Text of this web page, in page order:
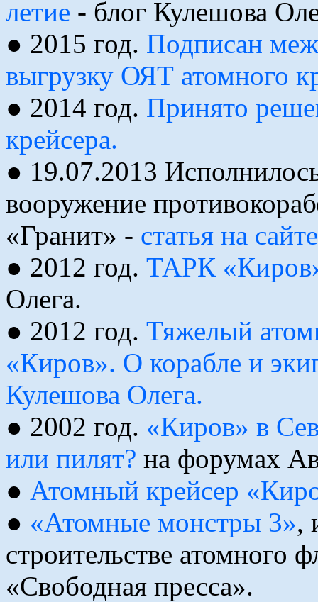
летие - блог Кулешова
● 2015 год. Подписан
выгрузку ОЯТ атомного
● 2014 год. Принято
крейсера.
● 19.07.2013
вооружение
«Гранит» - статья на
● 2012 год. ТАРК
Олега.
● 2012 год. Тяжелый
«Киров». О корабле и
Кулешова Олега.
● 2002 год. «Киров» в
или пилят? на форумах
● Атомный крейсер
● «Атомные монстры 3»,
строительстве атомного
«Свободная пресса».